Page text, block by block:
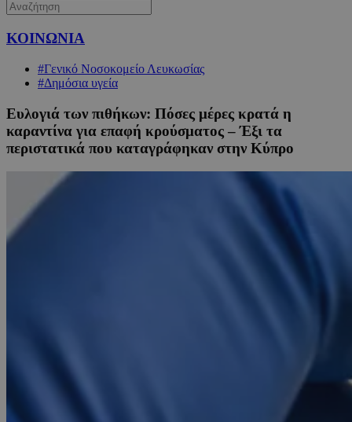
ΚΟΙΝΩΝΙΑ
#Γενικό Νοσοκομείο Λευκωσίας
#Δημόσια υγεία
Ευλογιά των πιθήκων: Πόσες μέρες κρατά η
καραντίνα για επαφή κρούσματος – Έξι τα
περιστατικά που καταγράφηκαν στην Κύπρο